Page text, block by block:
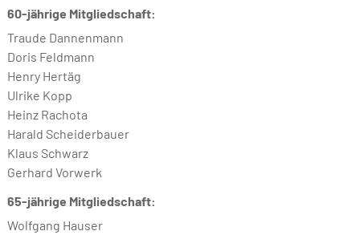
60-jährige Mitgliedschaft:
Traude Dannenmann
Doris Feldmann
Henry Hertäg
Ulrike Kopp
Heinz Rachota
Harald Scheiderbauer
Klaus Schwarz
Gerhard Vorwerk
65-jährige Mitgliedschaft:
Wolfgang Hauser